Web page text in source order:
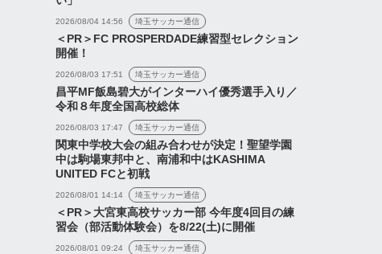
曺貴裁監督体制で浦和の戦
術はどう変わった？公開ル
ール遵守で徹底分析【切り
2026年7月16日
浦議チャンネル
郡司聡さんとJ1リーグ第1
節「ガンバ大阪vs浦和レッ
ズ」を徹底的に振り返るラ
イブ配信...
2026/08/04 14:56 埼玉サッカー通信
＜PR＞FC PROSPERDADE練習型セレクション
開催！
2026/08/03 17:51 埼玉サッカー通信
昌平MF飯島碧大がインターハイ優秀選手入り／
令和８年度全国高校総体
2026/08/03 17:47 埼玉サッカー通信
関東中学校大会の組み合わせが決定！聖望学園
中は駒場東邦中と、南浦和中はKASHIMA
UNITED FCと初戦
2026/08/01 14:14 埼玉サッカー通信
＜PR＞大宮東高校サッカー部 今年度4回目の練
習会（部活動体験会）を8/22(土)に開催
2026/08/01 09:24 埼玉サッカー通信